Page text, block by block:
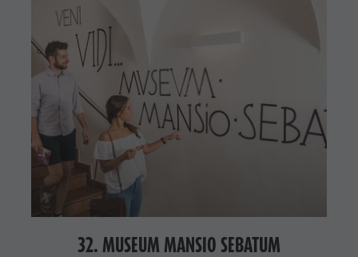
32. MUSEUM MANSIO SEBATUM